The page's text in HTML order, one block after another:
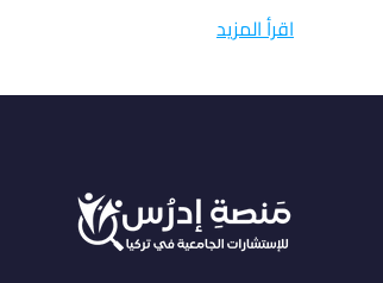
اقرأ المزيد